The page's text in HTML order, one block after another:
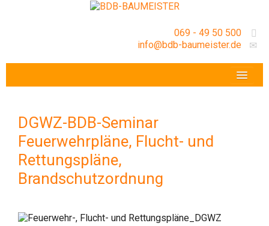
069 - 49 50 500
info@bdb-baumeister.de
GESCHÄFTSSTELLE
DGWZ-BDB-Seminar
Feuerwehrpläne, Flucht- und
Rettungspläne,
Brandschutzordnung